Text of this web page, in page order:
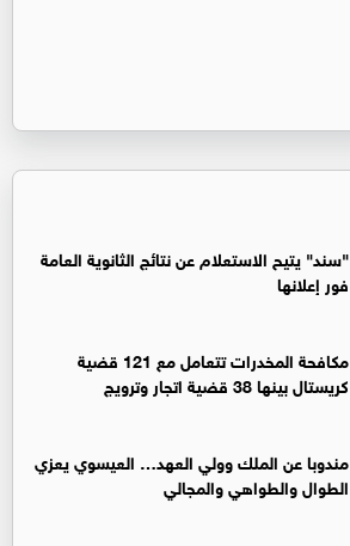
"سند" يتيح الاستعلام عن نتائج الثانوية العامة
فور إعلانها
مكافحة المخدرات تتعامل مع 121 قضية
كريستال بينها 38 قضية اتجار وترويج
مندوبا عن الملك وولي العهد… العيسوي يعزي
الطوال والطواهي والمجالي